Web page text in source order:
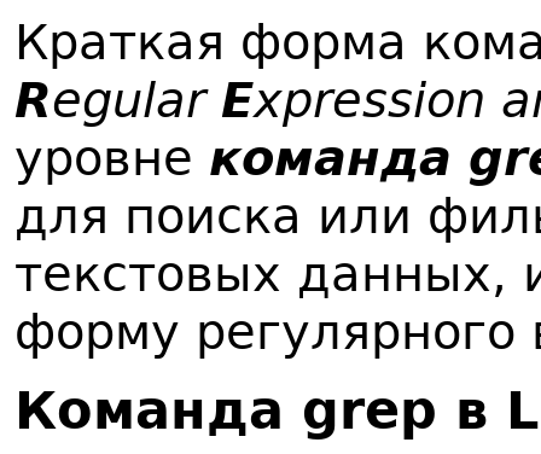
Краткая форма
Regular Expression
уровне команда g
для поиска или
текстовых данных,
форму
Команда grep в